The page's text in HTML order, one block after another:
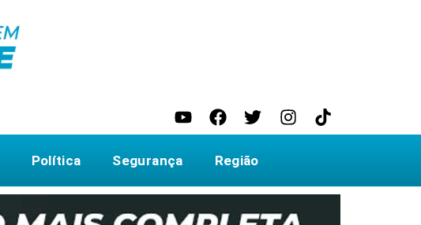
Política Segurança Região